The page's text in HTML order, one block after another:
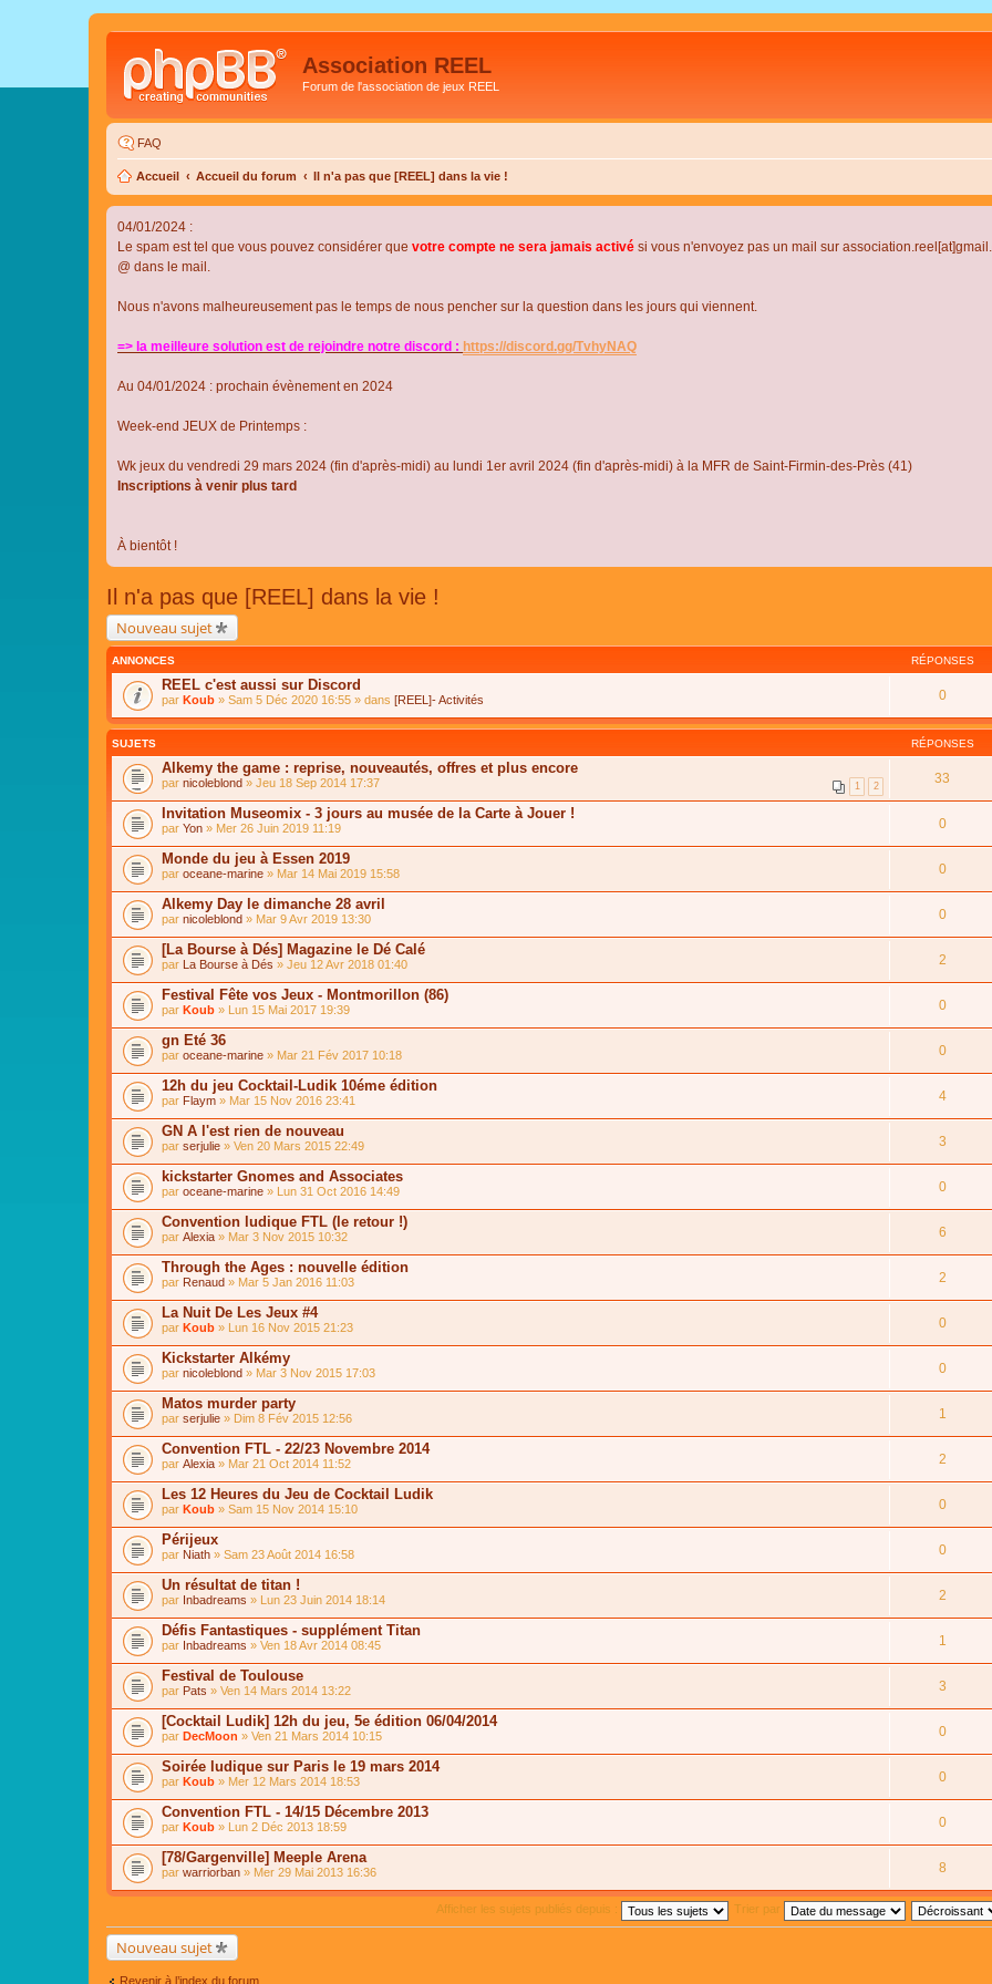
Association REEL
Forum de l'association de jeux REEL
FAQ
Accueil Accueil du forum Il n'a pas que [REEL] dans la vie !
04/01/2024 :
Le spam est tel que vous pouvez considérer que votre compte ne sera jamais activé si vous n'envoyez pas un mail sur
@ dans le mail.
Nous n'avons malheureusement pas le temps de nous pencher sur la question dans les jours qui viennent.
=> la meilleure solution est de rejoindre notre discord : https://discord.gg/TvhyNAQ
Au 04/01/2024 : prochain évènement en 2024
Week-end JEUX de Printemps :
Wk jeux du vendredi 29 mars 2024 (fin d'après-midi) au lundi 1er avril 2024 (fin d'après-midi) à la MFR de Saint-Firmin-des-Près (41)
Inscriptions à venir plus tard
À bientôt !
Il n'a pas que [REEL] dans la vie !
Nouveau sujet
ANNONCES RÉPONSES
REEL c'est aussi sur Discord
par Koub » Sam 5 Déc 2020 16:55 » dans [REEL]- Activités 0
SUJETS RÉPONSES
Alkemy the game : reprise, nouveautés, offres et plus encore
1 2
par nicoleblond » Jeu 18 Sep 2014 17:37 33
Invitation Museomix - 3 jours au musée de la Carte à Jouer !
par Yon » Mer 26 Juin 2019 11:19 0
Monde du jeu à Essen 2019
par oceane-marine » Mar 14 Mai 2019 15:58 0
Alkemy Day le dimanche 28 avril
par nicoleblond » Mar 9 Avr 2019 13:30 0
[La Bourse à Dés] Magazine le Dé Calé
par La Bourse à Dés » Jeu 12 Avr 2018 01:40 2
Festival Fête vos Jeux - Montmorillon (86)
par Koub » Lun 15 Mai 2017 19:39 0
gn Eté 36
par oceane-marine » Mar 21 Fév 2017 10:18 0
12h du jeu Cocktail-Ludik 10éme édition
par Flaym » Mar 15 Nov 2016 23:41 4
GN A l'est rien de nouveau
par serjulie » Ven 20 Mars 2015 22:49 3
kickstarter Gnomes and Associates
par oceane-marine » Lun 31 Oct 2016 14:49 0
Convention ludique FTL (le retour !)
par Alexia » Mar 3 Nov 2015 10:32 6
Through the Ages : nouvelle édition
par Renaud » Mar 5 Jan 2016 11:03 2
La Nuit De Les Jeux #4
par Koub » Lun 16 Nov 2015 21:23 0
Kickstarter Alkémy
par nicoleblond » Mar 3 Nov 2015 17:03 0
Matos murder party
par serjulie » Dim 8 Fév 2015 12:56 1
Convention FTL - 22/23 Novembre 2014
par Alexia » Mar 21 Oct 2014 11:52 2
Les 12 Heures du Jeu de Cocktail Ludik
par Koub » Sam 15 Nov 2014 15:10 0
Périjeux
par Niath » Sam 23 Août 2014 16:58 0
Un résultat de titan !
par Inbadreams » Lun 23 Juin 2014 18:14 2
Défis Fantastiques - supplément Titan
par Inbadreams » Ven 18 Avr 2014 08:45 1
Festival de Toulouse
par Pats » Ven 14 Mars 2014 13:22 3
[Cocktail Ludik] 12h du jeu, 5e édition 06/04/2014
par DecMoon » Ven 21 Mars 2014 10:15 0
Soirée ludique sur Paris le 19 mars 2014
par Koub » Mer 12 Mars 2014 18:53 0
Convention FTL - 14/15 Décembre 2013
par Koub » Lun 2 Déc 2013 18:59 0
[78/Gargenville] Meeple Arena
par warriorban » Mer 29 Mai 2013 16:36 8
Afficher les sujets publiés depuis : Trier par
Nouveau sujet
Revenir à l’index du forum